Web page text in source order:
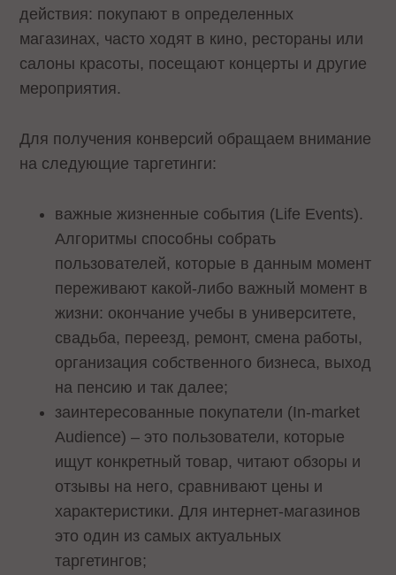
действия: покупают в определенных
магазинах, часто ходят в кино, рестораны или
салоны красоты, посещают концерты и другие
мероприятия.
Для получения конверсий обращаем внимание
на следующие таргетинги:
важные жизненные события (Life Events).
Алгоритмы способны собрать
пользователей, которые в данным момент
переживают какой-либо важный момент в
жизни: окончание учебы в университете,
свадьба, переезд, ремонт, смена работы,
организация собственного бизнеса, выход
на пенсию и так далее;
заинтересованные покупатели (In-market
Audience) – это пользователи, которые
ищут конкретный товар, читают обзоры и
отзывы на него, сравнивают цены и
характеристики. Для интернет-магазинов
это один из самых актуальных
таргетингов;